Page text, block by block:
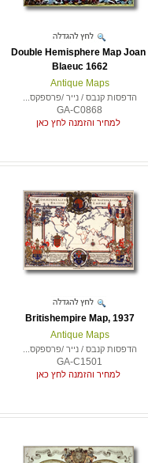
Double Hemisphere Map Joan
Blaeuc 1662
Antique Maps
הדפסות קנבס / נייר /פרספקס...
GA-C0868
למחיר והזמנה לחץ כאן
Britishempire Map, 1937
Antique Maps
הדפסות קנבס / נייר /פרספקס...
GA-C1501
למחיר והזמנה לחץ כאן